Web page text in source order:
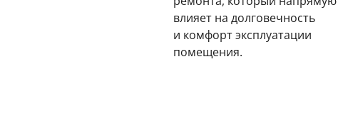
влияет на долговечность
и комфорт эксплуатации
помещения.